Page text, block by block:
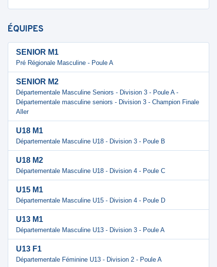
ÉQUIPES
SENIOR M1
Pré Régionale Masculine - Poule A
SENIOR M2
Départementale Masculine Seniors - Division 3 - Poule A -
Départementale masculine seniors - Division 3 - Champion Finale
Aller
U18 M1
Départementale Masculine U18 - Division 3 - Poule B
U18 M2
Départementale Masculine U18 - Division 4 - Poule C
U15 M1
Départementale Masculine U15 - Division 4 - Poule D
U13 M1
Départementale Masculine U13 - Division 3 - Poule A
U13 F1
Départementale Féminine U13 - Division 2 - Poule A